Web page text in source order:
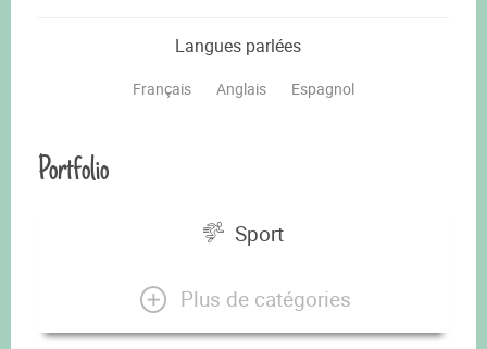
Langues parlées
Français Anglais Espagnol
Portfolio
Sport
Plus de catégories